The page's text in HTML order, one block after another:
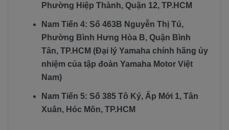
Phường Hiệp Thành, Quận 12, TP.HCM
Nam Tiến 4: Số 463B Nguyễn Thị Tú,
Phường Bình Hưng Hòa B, Quận Bình
Tân, TP.HCM (Đại lý Yamaha chính hãng ủy
nhiệm của tập đoàn Yamaha Motor Việt
Nam)
Nam Tiến 5: Số 385 Tô Ký, Ấp Mới 1, Tân
Xuân, Hóc Môn, TP.HCM